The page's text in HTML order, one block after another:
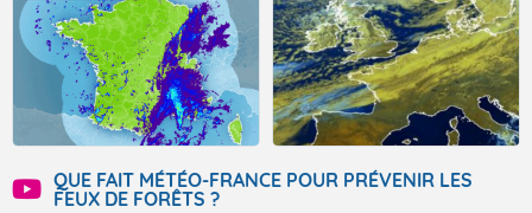
QUE FAIT MÉTÉO-FRANCE POUR PRÉVENIR LES
FEUX DE FORÊTS ?